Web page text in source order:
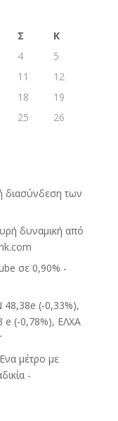
Σ
Κ
4
5
11
12
18
19
25
26
διασύνδεση των
δυναμική από
σε 0,90% -
48,38e (-0,33%),
e (-0,78%), ΕΛΧΑ
μέτρο με
-